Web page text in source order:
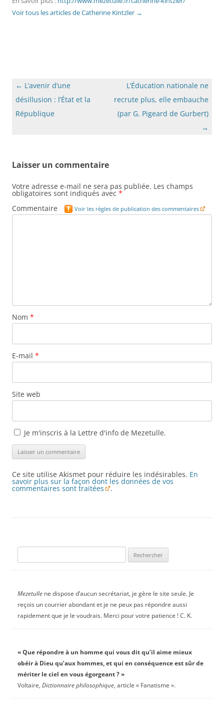
Voir tous les articles de Catherine Kintzler →
Navigation
des
articles
← L’avenir d’une
désillusion : l’État et la
République
L’Éducation nationale ne
recrute plus, elle embauche
(par G. Pigeard de Gurbert)
→
Laisser un commentaire
Votre adresse e-mail ne sera pas publiée. Les champs
obligatoires sont indiqués avec *
Commentaire
Voir les règles de publication des commentaires
Nom *
E-mail *
Site web
Je m'inscris à la Lettre d'info de Mezetulle.
Ce site utilise Akismet pour réduire les indésirables. En
savoir plus sur la façon dont les données de vos
commentaires sont traitées .
Mezetullene dispose d’aucun secrétariat, je gère le site seule. Je
reçois un courrier abondant et je ne peux pas répondre aussi
rapidement que je le voudrais. Merci pour votre patience ! C. K.
« Que répondre à un homme qui vous dit qu’il aime mieux
obéir à Dieu qu’aux hommes, et qui en conséquence est sûr de
mériter le ciel en vous égorgeant ? »
Voltaire, Dictionnaire philosophique, article « Fanatisme ».